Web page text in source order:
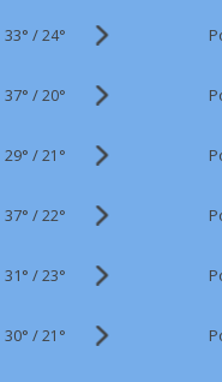
33° /24°
37° /20°
29° /21°
37° /22°
31° /23°
30° /21°